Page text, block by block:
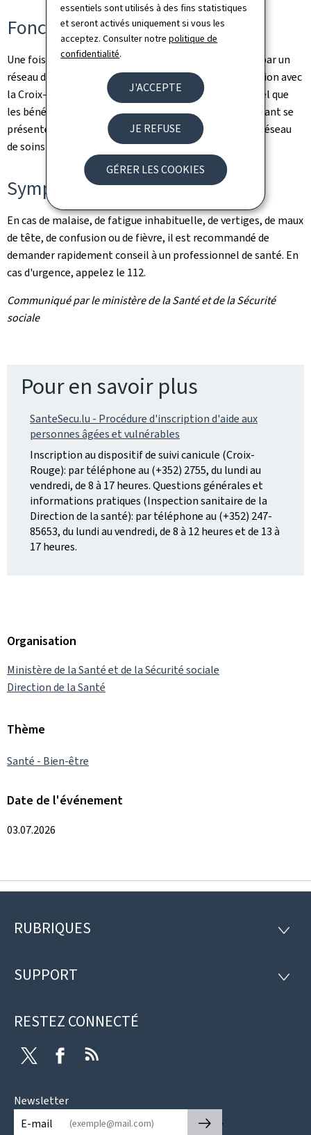
essentiels sont utilisés à des fins statistiques
et seront activés uniquement si vous les
acceptez. Consulter notrepolitique de
confidentialité.
J'ACCEPTE
JE REFUSE
GÉRER LES COOKIES
Fonctionnement du dispositif
Une fois inscrits, les bénéficiaires sont pris en charge par un
réseau d'aides et de soins à domicile, dont la coordination avec
la Croix-Rouge est assurée par la COPAS. Il est essentiel que
les bénéficiaires répondent lorsque le personnel soignant se
présente à leur domicile ou signalent leur absence au réseau
de soins à domicile qui assure les visites chez eux.
Symptômes à surveiller
En cas de malaise, de fatigue inhabituelle, de vertiges, de maux
de tête, de confusion ou de fièvre, il est recommandé de
demander rapidement conseil à un professionnel de santé. En
cas d'urgence, appelez le 112.
Communiqué par le ministère de la Santé et de la Sécurité
sociale
Pour en savoir plus
SanteSecu.lu - Procédure d'inscription d'aide aux
personnes âgées et vulnérables
Inscription au dispositif de suivi canicule (Croix-
Rouge): par téléphone au (+352) 2755, du lundi au
vendredi, de 8 à 17 heures. Questions générales et
informations pratiques (Inspection sanitaire de la
Direction de la santé): par téléphone au (+352) 247-
85653, du lundi au vendredi, de 8 à 12 heures et de 13 à
17 heures.
Organisation
Ministère de la Santé et de la Sécurité sociale
Direction de la Santé
Thème
Santé - Bien-être
Date de l'événement
03.07.2026
Pied
page
RUBRIQUES
SUPPORT
RESTEZ CONNECTÉ
Twitter Facebook
Newsletter
E-mail
🡒